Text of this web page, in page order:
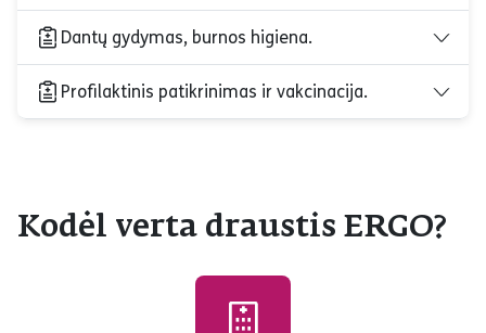
Dantų gydymas, burnos higiena.
Profilaktinis patikrinimas ir vakcinacija.
Kodėl verta draustis ERGO?